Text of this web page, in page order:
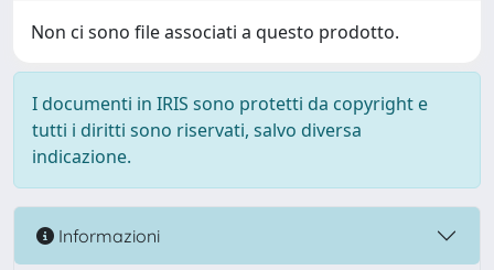
Non ci sono file associati a questo prodotto.
I documenti in IRIS sono protetti da copyright e
tutti i diritti sono riservati, salvo diversa
indicazione.
Informazioni